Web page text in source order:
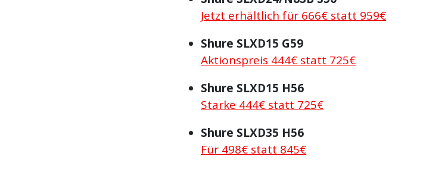
Jetzt erhältlich für 666€ statt 959€
Shure SLXD15 G59
Aktionspreis 444€ statt 725€
Shure SLXD15 H56
Starke 444€ statt 725€
Shure SLXD35 H56
Für 498€ statt 845€